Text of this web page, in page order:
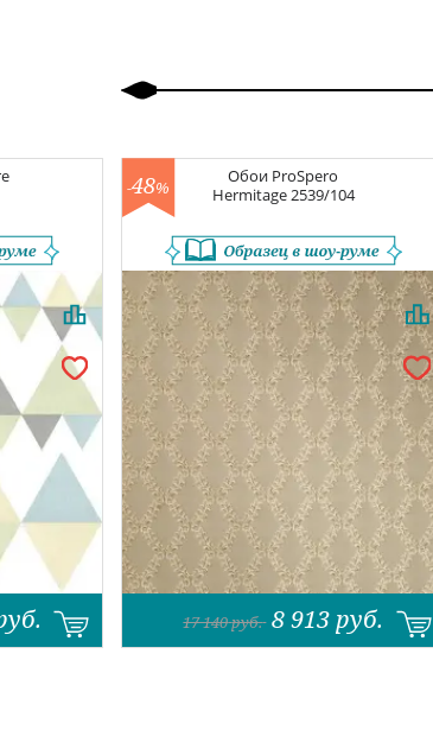
Обои ProSpero
Hermitage2539/104
-48%
17 140руб. 8 913 руб.